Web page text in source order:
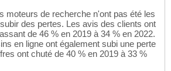
moteurs de recherche n'ont pas été les
des pertes. Les avis des clients ont
de 46 % en 2019 à 34 % en 2022.
en ligne ont également subi une perte
ont chuté de 40 % en 2019 à 33 %